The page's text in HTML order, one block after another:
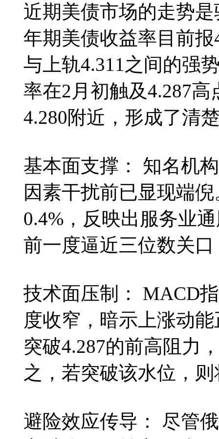
近期美债市场的走势
年期美债收益率目前报
与上轨4.311之间的强
率在2月初触及4.287
4.280附近，形成了清
基本面支撑： 知名机
因素干扰前已显现端
0.4%，反映出服务业
前一度逼近三位数关
技术面压制： MACD
度收窄，暗示上涨动
突破4.287的前高阻力
之，若突破该水位，
避险效应传导： 尽管